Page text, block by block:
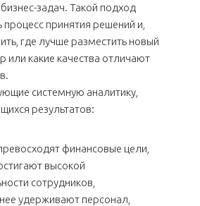
задач. Такой подход
процесс принятия решений и,
где лучше разместить новый
или какие качества отличают
системную аналитику,
результатов:
финансовые цели,
высокой
сотрудников,
удерживают персонал,